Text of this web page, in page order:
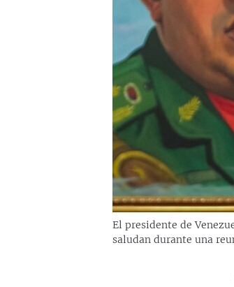
LOS SANTOS DE HIALEAH
DESINFORMACIÓN RUSA EN
LA INVASIÓN DE RUSIA A UCRANIA
El presidente de
saludan durante una